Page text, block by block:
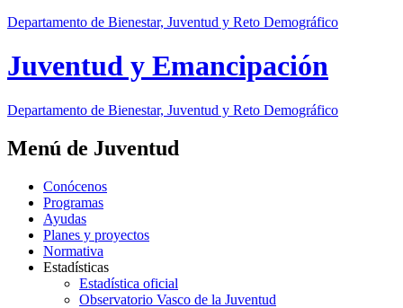
Departamento de Bienestar, Juventud y Reto Demográfico
Juventud y Emancipación
Departamento de Bienestar, Juventud y Reto Demográfico
Menú de Juventud
Conócenos
Programas
Ayudas
Planes y proyectos
Normativa
Estadísticas
Estadística oficial
Observatorio Vasco de la Juventud